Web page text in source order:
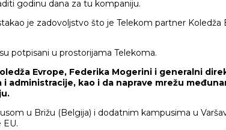
godinu dana za tu kompaniju.
je zadovoljstvo što je Telekom partner
potpisani u prostorijama Telekoma.
Evrope, Federika Mogerini i generalni
kao i da naprave mrežu
u Brižu (Belgija) i dodatnim kampusima u